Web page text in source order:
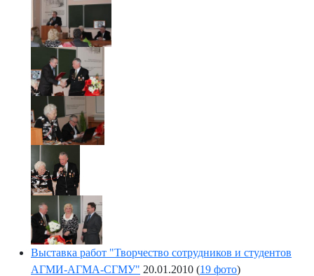
Выставка работ "Творчество сотрудников и студентов
АГМИ-АГМА-СГМУ" 20.01.2010 (19 фото)